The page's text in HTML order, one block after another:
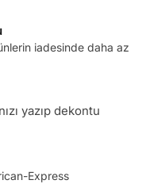
iadesinde daha az
yazıp dekontu
Express